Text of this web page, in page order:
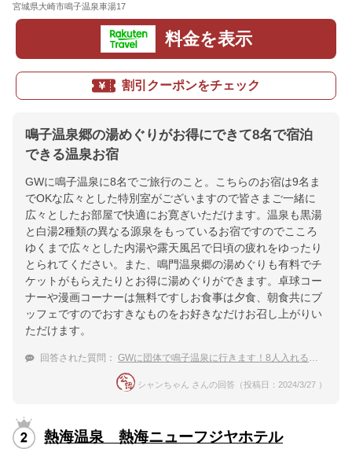
宮城県大崎市鳴子温泉車湯17
料金を表示
割引クーポンをチェック
鳴子温泉郷の湯めぐりがお得にできて8名で宿泊
できる温泉お宿
GWに鳴子温泉に8名でご旅行のこと。こちらのお宿は9名ま
でOKな広々とした特別室がございますので皆さまご一緒に
広々としたお部屋で快適にお寛ぎいただけます。温泉も黒湯
と白湯2種類の異なる源泉をもっているお宿ですのでこころ
ゆくまで広々とした内湯や露天風呂で日頃の疲れをゆったり
とられてください。また、鳴門温泉郷の湯めぐりも有料でチ
ケットがもらえたりとお得に湯めぐりができます。卓球コー
ナーや漫画コーナーは無料ですしお食事は夕食、朝食共にブ
ッフェですのでおすきなものをお好きなだけお召し上がりい
ただけます。
回答された質問： GWに団体で鳴子温泉に行きます！8人入れる部屋がある宿はありますか？
シャンちゃん さんの回答（投稿日：2024/3/27 ）
熱海温泉 熱海ニューフジヤホテル